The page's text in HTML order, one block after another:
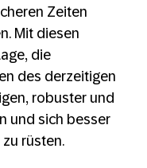
Zeiten
Mit diesen
die
des derzeitigen
robuster und
und sich besser
rüsten.